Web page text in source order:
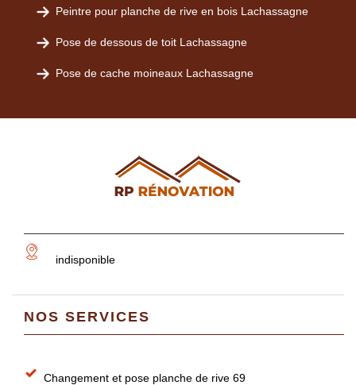
Peintre pour planche de rive en bois Lachassagne
Pose de dessous de toit Lachassagne
Pose de cache moineaux Lachassagne
indisponible
NOS SERVICES
Changement et pose planche de rive 69